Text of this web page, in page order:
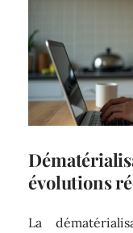
évolutions
La